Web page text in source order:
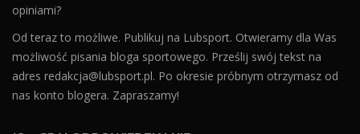
opiniami?
Od teraz to możliwe. Publikuj na Lubsport. Otwieramy dla Was
możliwość pisania bloga sportowego. Prześlij swój tekst na
adres redakcja@lubsport.pl. Po okresie próbnym otrzymasz od
nas konto blogera. Zapraszamy!